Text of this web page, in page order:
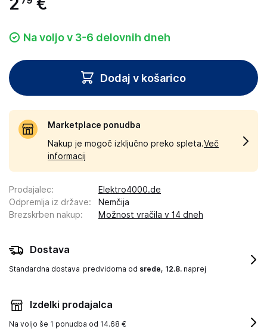
Na voljo v 3-6 delovnih dneh
Dodaj v košarico
Marketplace ponudba
Nakup je mogoč izključno preko spleta.Več
informacij
Prodajalec:
Elektro4000.de
Odpremlja iz države:
Nemčija
Brezskrben nakup: Možnost vračila v 14 dneh
Dostava
Standardna dostava predvidoma od srede, 12.8. naprej
Izdelki prodajalca
Na voljo še 1 ponudba od 14.68 €